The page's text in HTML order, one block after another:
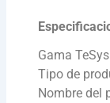
Gama TeSys
Tipo de
Nombre del